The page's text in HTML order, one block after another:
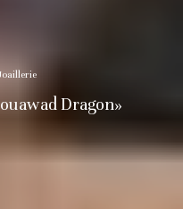
Dragon»